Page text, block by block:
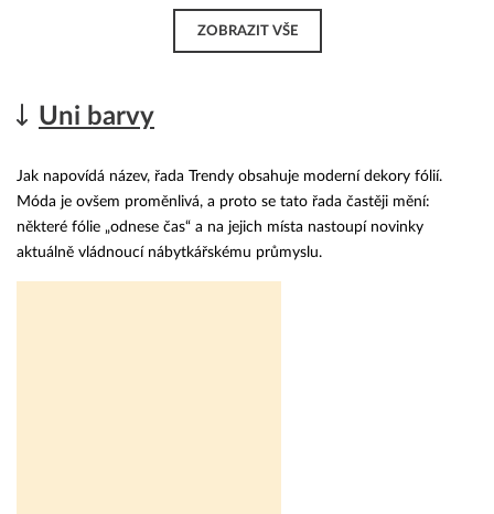
ZOBRAZIT VŠE
Uni barvy
Jak napovídá název, řada Trendy obsahuje moderní dekory fólií.
Móda je ovšem proměnlivá, a proto se tato řada častěji mění:
některé fólie „odnese čas“ a na jejich místa nastoupí novinky
aktuálně vládnoucí nábytkářskému průmyslu.